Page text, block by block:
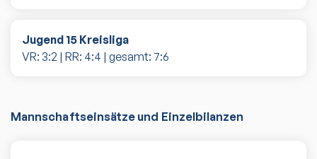
Jugend 15 Kreisliga
VR: 3:2 | RR: 4:4 | gesamt: 7:6
Mannschaftseinsätze und Einzelbilanzen